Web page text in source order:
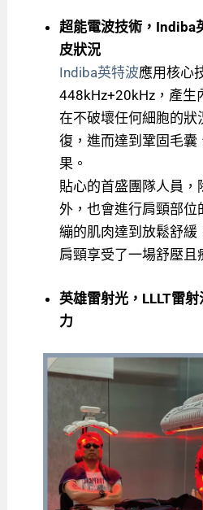
超能電波技術，Indiba
皮狀況
Indiba英特波應用核心
448kHz+20kHz，產生
在不破壞任何細胞的狀
復，進而達到鞏固毛囊
果。
貼心的首盛團隊人員，
外，也會進行肩頸部位
繃的肌肉達到放鬆舒緩
肩頸享受了一場舒壓且
英雄雷射光，LLLT雷
力